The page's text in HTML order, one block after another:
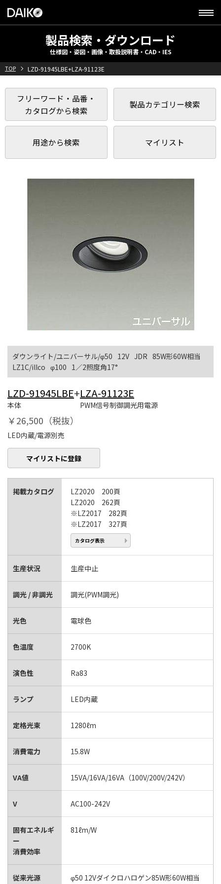
製品検索・ダウンロード
仕様図・姿図・画像・取扱説明書・CAD・IES
TOP LZD-91945LBE+LZA-91123E
フリーワード・品番・
カタログから検索
製品カテゴリー検索
用途から検索 マイリスト
ダウンライト/ユニバーサル/φ50 12V JDR 85W形60W相当
LZ1C/illco φ100 1／2照度角17°
LZD-91945LBE+
本体
LZA-91123E
PWM信号制御調光用電源
￥26,500（税抜）
LED内蔵/電源別売
マイリストに登録
掲載カタログ
LZ2020 200頁
LZ2020 262頁
※LZ2017 282頁
※LZ2017 327頁
カタログ表示
生産状況 生産中止
調光 / 非調光 調光(PWM調光)
光色 電球色
色温度 2700K
演色性 Ra83
ランプ LED内蔵
定格光束 1280ℓm
消費電力 15.8W
VA値 15VA/16VA/16VA（100V/200V/242V）
V AC100-242V
固有エネルギ
ー
消費効率
81ℓm/W
従来光源 φ50 12Vダイクロハロゲン85W形60W相当